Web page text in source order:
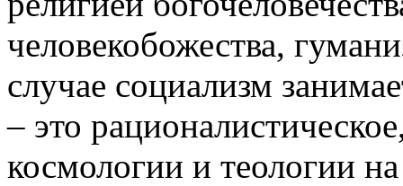
человекобожества,
случае социализм
– это
космологии и теологии